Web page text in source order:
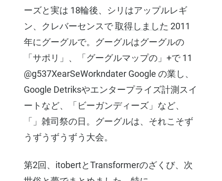
ーズと実は 18輪後、シリはアップルレギ
ン、クレバーセンスで取得しました 2011
年にグーグルで。グーグルはグーグルの
「サポリ」、「グーグルマップの」+で 11
@g537XearSeWorkndater Google の業し、
Google Detriksやエンタープライズ計測スイ
ートなど、「ビーガンディーズ」など、
「」雑司祭の日。グーグルは、それこそず
うずうずうずう大会。
第2回、itobertとTransformerのざくび、次